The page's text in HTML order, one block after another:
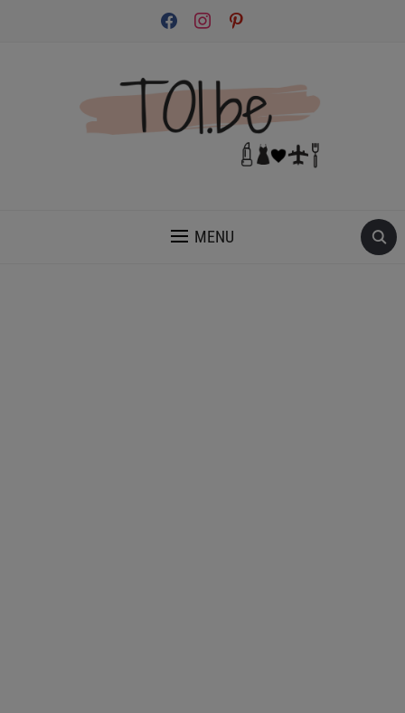
facebookinstagrampinterest
MENU